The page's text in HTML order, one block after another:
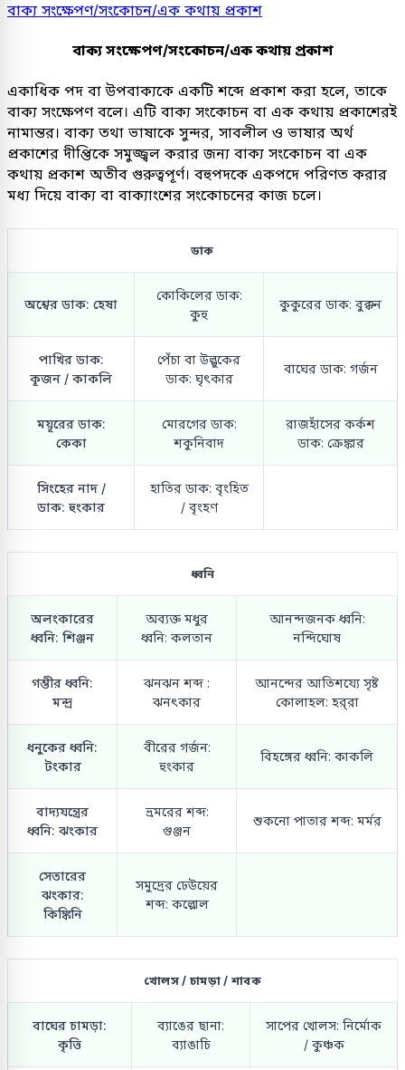
বাক্য সংক্ষেপণ/সংকোচন/এক কথায় প্রকাশ
বাক্য সংক্ষেপণ/সংকোচন/এক কথায় প্রকাশ
একাধিক পদ বা উপবাক্যকে একটি শব্দে প্রকাশ করা হলে, তাকে
বাক্য সংক্ষেপণ বলে। এটি বাক্য সংকোচন বা এক কথায় প্রকাশেরই
নামান্তর। বাক্য তথা ভাষাকে সুন্দর, সাবলীল ও ভাষার অর্থ
প্রকাশের দীপ্তিকে সমুজ্জ্বল করার জন্য বাক্য সংকোচন বা এক
কথায় প্রকাশ অতীব গুরুত্বপূর্ণ। বহুপদকে একপদে পরিণত করার
মধ্য দিয়ে বাক্য বা বাক্যাংশের সংকোচনের কাজ চলে।
ডাক
অশ্বের ডাক: হেষা
কোকিলের ডাক:
কুহু
কুকুরের ডাক: বুক্কন
পাখির ডাক:
কূজন / কাকলি
পেঁচা বা উল্লুকের
ডাক: ঘৃৎকার
বাঘের ডাক: গর্জন
ময়ূরের ডাক:
কেকা
মোরগের ডাক:
শকুনিবাদ
রাজহাঁসের কর্কশ
ডাক: ক্রেঙ্কার
সিংহের নাদ /
ডাক: হুংকার
হাতির ডাক: বৃংহিত
/ বৃংহণ
ধ্বনি
অলংকারের
ধ্বনি: শিঞ্জন
অব্যক্ত মধুর
ধ্বনি: কলতান
আনন্দজনক ধ্বনি:
নন্দিঘোষ
গম্ভীর ধ্বনি:
মন্দ্র
ঝনঝন শব্দ :
ঝনৎকার
আনন্দের আতিশয্যে সৃষ্ট
কোলাহল: হর্‌রা
ধনুকের ধ্বনি:
টংকার
বীরের গর্জন:
হুংকার
বিহঙ্গের ধ্বনি: কাকলি
বাদ্যযন্ত্রের
ধ্বনি: ঝংকার
ভ্রমরের শব্দ:
গুঞ্জন
শুকনো পাতার শব্দ: মর্মর
সেতারের
ঝংকার:
কিঙ্কিনি
সমুদ্রের ঢেউয়ের
শব্দ: কল্লোল
খোলস / চামড়া / শাবক
বাঘের চামড়া:
কৃত্তি
ব্যাঙের ছানা:
ব্যাঙাচি
সাপের খোলস: নির্মোক
/ কুঞ্চক